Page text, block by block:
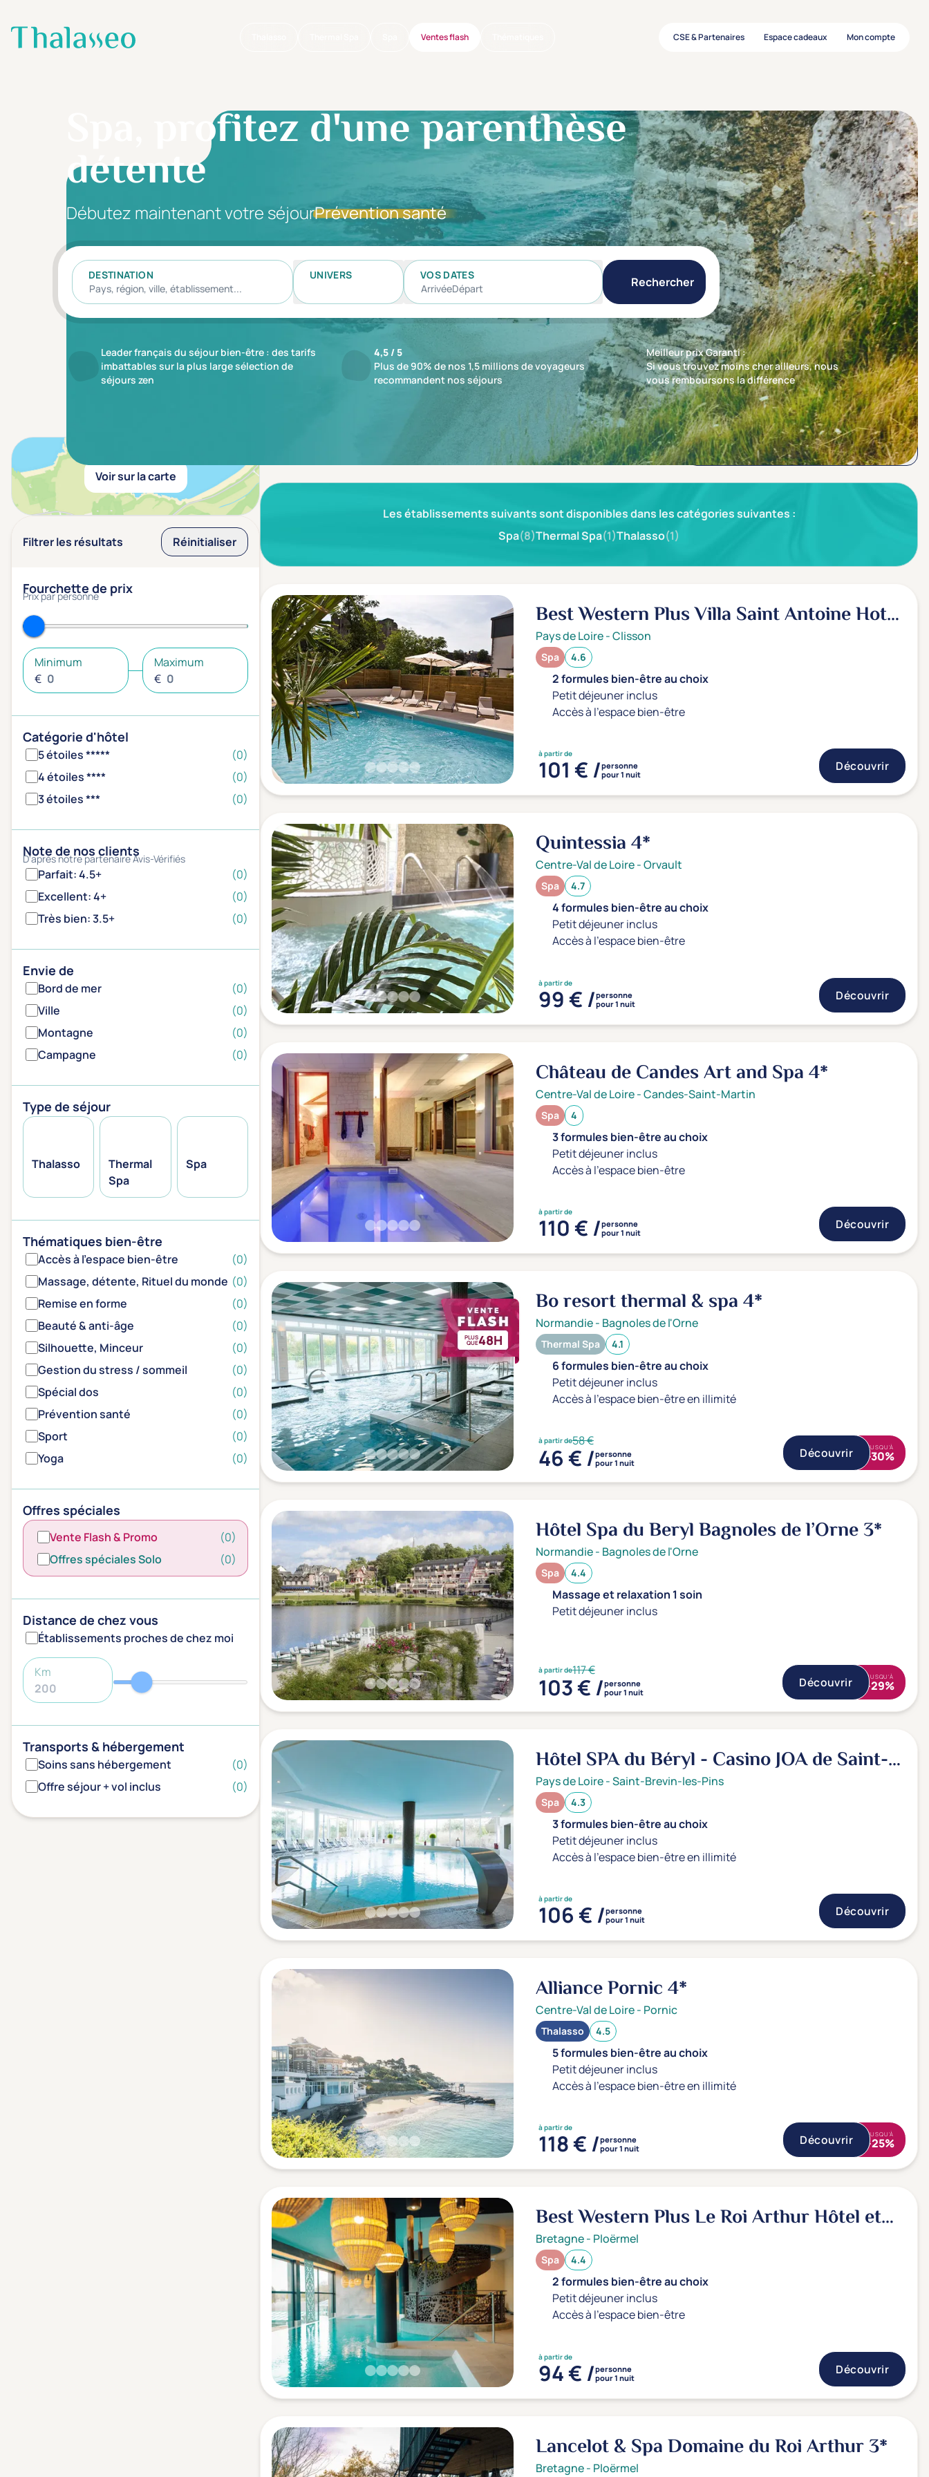
Aller au contenu principal Ventes flash CSE & Partenaires Espace cadeaux Mon compte
Spa, profitez d'une parenthèse
détente
Débutez maintenant votre séjourPrévention santé
DESTINATION UNIVERS
VOS DATES
ArrivéeDépart Rechercher
Leader français du séjour bien-être : des tarifs
imbattables sur la plus large sélection de
séjours zen
4,5 / 5
Plus de 90% de nos 1,5 millions de voyageurs
recommandent nos séjours
Meilleur prix Garanti :
Si vous trouvez moins cher ailleurs, nous
vous remboursons la différence
Voir sur la carte
Filtrer les résultats Réinitialiser
Fourchette de prix
Prix par personne
Minimum
€
Maximum
€
Catégorie d'hôtel
5 étoiles *****
(0)
4 étoiles ****
(0)
3 étoiles ***
(0)
Note de nos clients
D'après notre partenaire Avis-Vérifiés
Parfait: 4.5+
(0)
Excellent: 4+
(0)
Très bien: 3.5+
(0)
Envie de
Bord de mer
(0)
Ville
(0)
Montagne
(0)
Campagne
(0)
Type de séjour
Thalasso
Thermal
Spa
Spa
Thématiques bien-être
Accès à l'espace bien-être
(0)
Massage, détente, Rituel du monde (0)
Remise en forme
(0)
Beauté & anti-âge
(0)
Silhouette, Minceur
(0)
Gestion du stress / sommeil
(0)
Spécial dos
(0)
Prévention santé
(0)
Sport
(0)
Yoga
(0)
Offres spéciales
Vente Flash & Promo
(0)
Offres spéciales Solo
(0)
Distance de chez vous
Établissements proches de chez moi
Km
Transports & hébergement
Soins sans hébergement
(0)
Offre séjour + vol inclus
(0)
Trier par Nos recommandations en premier
Les établissements suivants sont disponibles dans les catégories suivantes :
Spa(8)Thermal Spa(1)Thalasso(1)
Best Western Plus Villa Saint Antoine Hotel
& Spa4*
Pays de Loire-Clisson
Spa 4.6
2 formules bien-être au choix
Petit déjeuner inclus
Accès à l'espace bien-être
à partir de
101 € /personne
pour 1 nuit
Découvrir
Quintessia4*
Centre-Val de Loire-Orvault
Spa 4.7
4 formules bien-être au choix
Petit déjeuner inclus
Accès à l'espace bien-être
à partir de
99 € /personne
pour 1 nuit
Découvrir
Château de Candes Art and Spa4*
Centre-Val de Loire-Candes-Saint-Martin
Spa 4
3 formules bien-être au choix
Petit déjeuner inclus
Accès à l'espace bien-être
à partir de
110 € /personne
pour 1 nuit
Découvrir
PLUS
QUE48H
Bo resort thermal & spa4*
Normandie- Bagnoles de l'Orne
Thermal Spa 4.1
6 formules bien-être au choix
Petit déjeuner inclus
Accès à l'espace bien-être en illimité
à partir de58 €
46 € /personne
pour 1 nuit
Découvrir JUSQU'À
-30%
Hôtel Spa du Beryl Bagnoles de l’Orne3*
Normandie- Bagnoles de l'Orne
Spa 4.4
Massage et relaxation 1 soin
Petit déjeuner inclus
à partir de117 €
103 € /personne
pour 1 nuit
Découvrir JUSQU'À
-29%
Hôtel SPA du Béryl - Casino JOA de Saint-
Brévin3*
Pays de Loire-Saint-Brevin-les-Pins
Spa 4.3
3 formules bien-être au choix
Petit déjeuner inclus
Accès à l'espace bien-être en illimité
à partir de
106 € /personne
pour 1 nuit
Découvrir
Alliance Pornic4*
Centre-Val de Loire- Pornic
Thalasso 4.5
5 formules bien-être au choix
Petit déjeuner inclus
Accès à l'espace bien-être en illimité
à partir de
118 € /personne
pour 1 nuit
Découvrir JUSQU'À
-25%
Best Western Plus Le Roi Arthur Hôtel et
Spa4*
Bretagne- Ploërmel
Spa 4.4
2 formules bien-être au choix
Petit déjeuner inclus
Accès à l'espace bien-être
à partir de
94 € /personne
pour 1 nuit
Découvrir
Lancelot & Spa Domaine du Roi Arthur3*
Bretagne- Ploërmel